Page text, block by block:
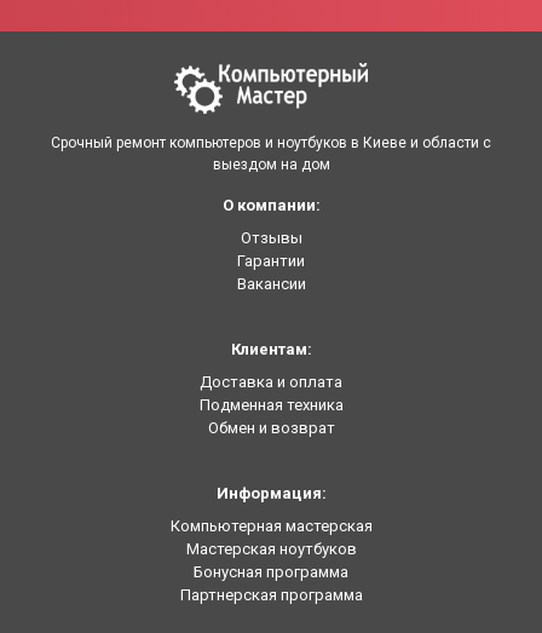
Срочный ремонт компьютеров и ноутбуков в Киеве и области с
выездом на дом
О компании:
Отзывы
Гарантии
Вакансии
Клиентам:
Доставка и оплата
Подменная техника
Обмен и возврат
Информация:
Компьютерная мастерская
Мастерская ноутбуков
Бонусная программа
Партнерская программа